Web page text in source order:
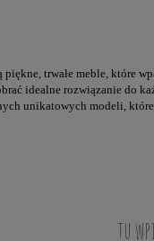
trwałe meble, które
idealne rozwiązanie do
unikatowych modeli,